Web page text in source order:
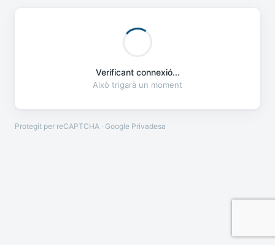
Verificant connexió...
Això trigarà un moment
Protegit per reCAPTCHA · Google Privadesa